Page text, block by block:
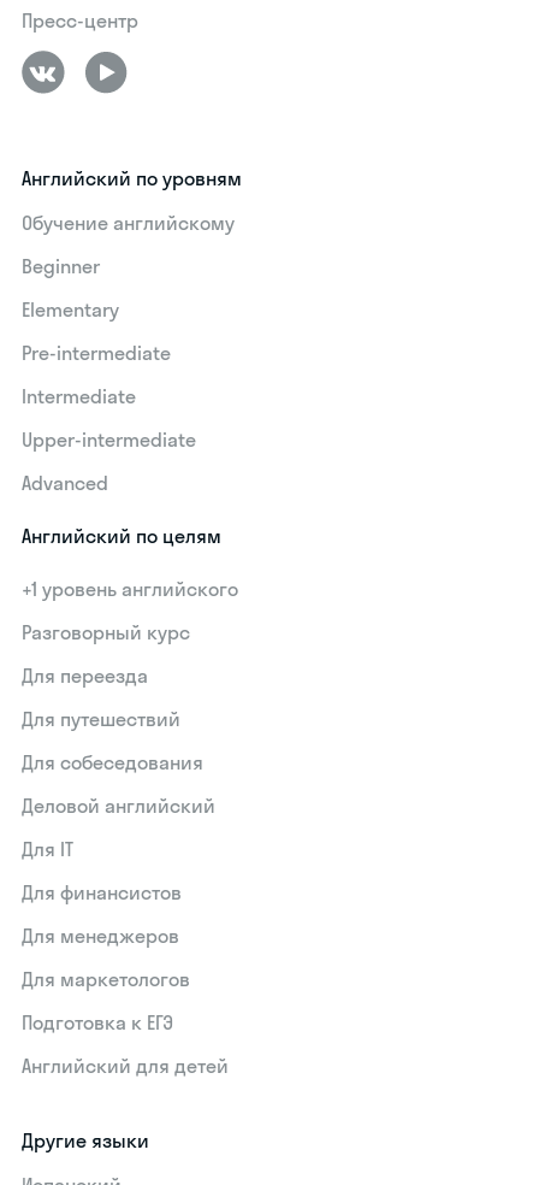
Пресс-центр
Английский по уровням
Обучение английскому
Beginner
Elementary
Pre-intermediate
Intermediate
Upper-intermediate
Advanced
Английский по целям
+1 уровень английского
Разговорный курс
Для переезда
Для путешествий
Для собеседования
Деловой английский
Для IT
Для финансистов
Для менеджеров
Для маркетологов
Подготовка к ЕГЭ
Английский для детей
Другие языки